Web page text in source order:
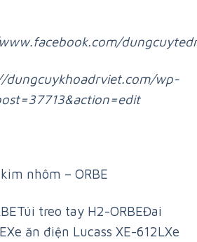
dungcuykhoadrviet.com/wp-
nhôm – ORBE
Túi treo tay H2-ORBEĐai
Xe ăn điện Lucass XE-612LXe